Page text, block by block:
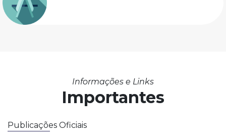
Informações e Links
Importantes
Publicações Oficiais